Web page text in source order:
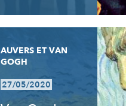
AUVERS ET VAN
GOGH
27/05/2020